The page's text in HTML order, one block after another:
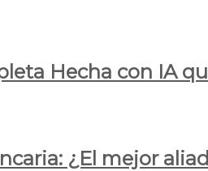
Hecha con IA
¿El mejor